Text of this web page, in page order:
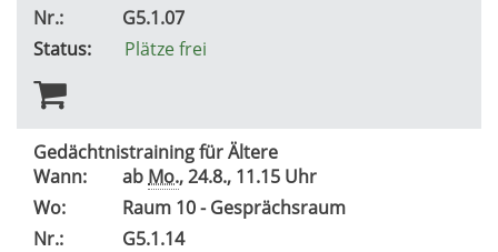
Nr.:
G5.1.07
Status:
Plätze frei
Gedächtnistraining für Ältere
Wann:
ab Mo., 24.8., 11.15 Uhr
Wo:
Raum 10 - Gesprächsraum
Nr.:
G5.1.14